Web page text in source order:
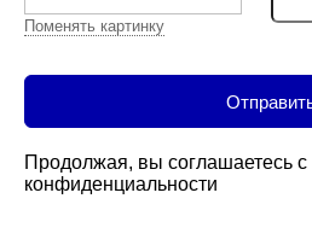
Поменять картинку
Продолжая, вы соглашаетесь с
конфиденциальности